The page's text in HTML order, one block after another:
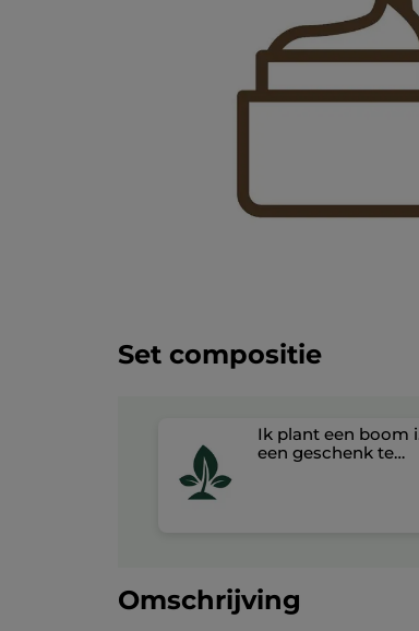
Set compositie
Ik plant een boom
een geschenk te
Omschrijving